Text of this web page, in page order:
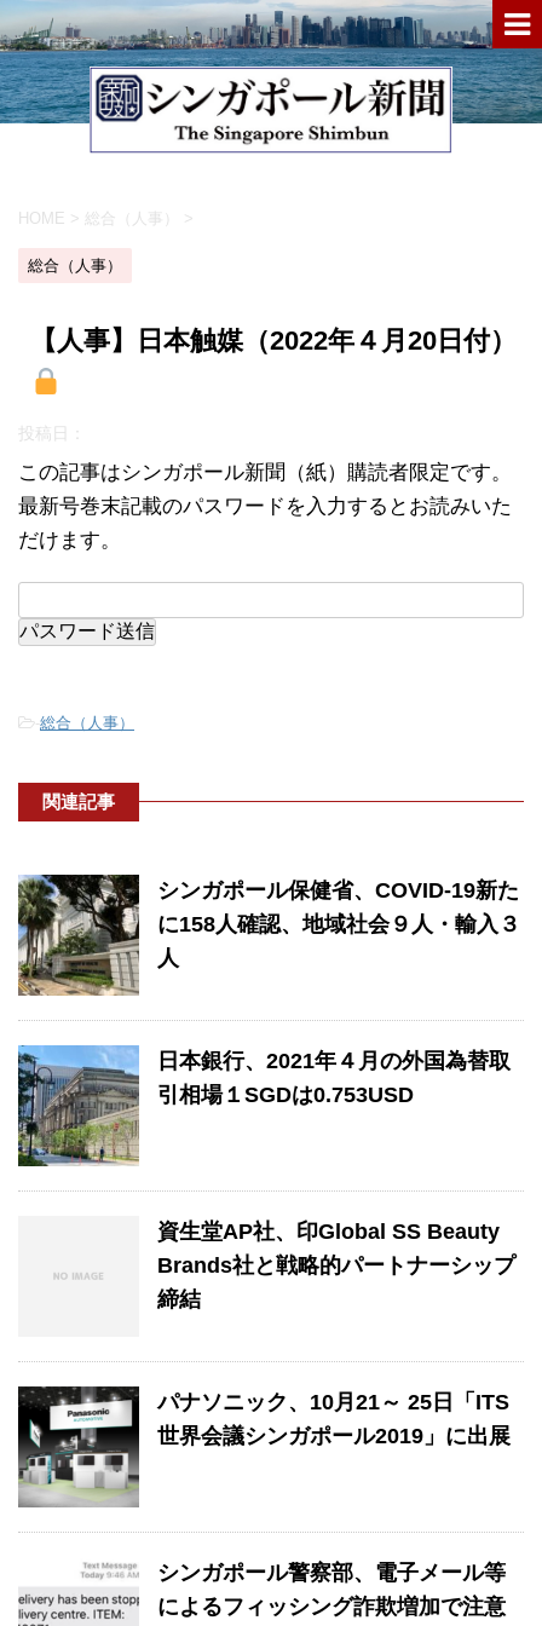
HOME > 総合（人事） >
総合（人事）
【人事】日本触媒（2022年４月20日付）
投稿日：
この記事はシンガポール新聞（紙）購読者限定です。
最新号巻末記載のパスワードを入力するとお読みいた
だけます。
-総合（人事）
関連記事
シンガポール保健省、COVID-19新た
に158人確認、地域社会９人・輸入３
人
日本銀行、2021年４月の外国為替取
引相場１SGDは0.753USD
資生堂AP社、印Global SS Beauty
Brands社と戦略的パートナーシップ
締結
パナソニック、10月21～ 25日「ITS
世界会議シンガポール2019」に出展
シンガポール警察部、電子メール等
によるフィッシング詐欺増加で注意